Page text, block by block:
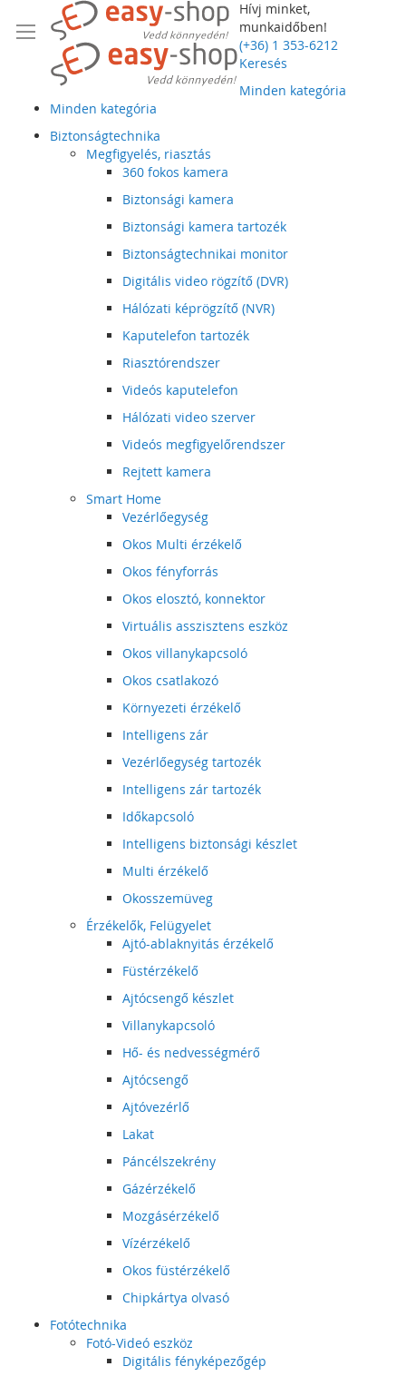
Hívj minket,
munkaidőben!
(+36) 1 353-6212
Keresés
Minden kategória
Minden kategória
Biztonságtechnika
Megfigyelés, riasztás
360 fokos kamera
Biztonsági kamera
Biztonsági kamera tartozék
Biztonságtechnikai monitor
Digitális video rögzítő (DVR)
Hálózati képrögzítő (NVR)
Kaputelefon tartozék
Riasztórendszer
Videós kaputelefon
Hálózati video szerver
Videós megfigyelőrendszer
Rejtett kamera
Smart Home
Vezérlőegység
Okos Multi érzékelő
Okos fényforrás
Okos elosztó, konnektor
Virtuális asszisztens eszköz
Okos villanykapcsoló
Okos csatlakozó
Környezeti érzékelő
Intelligens zár
Vezérlőegység tartozék
Intelligens zár tartozék
Időkapcsoló
Intelligens biztonsági készlet
Multi érzékelő
Okosszemüveg
Érzékelők, Felügyelet
Ajtó-ablaknyitás érzékelő
Füstérzékelő
Ajtócsengő készlet
Villanykapcsoló
Hő- és nedvességmérő
Ajtócsengő
Ajtóvezérlő
Lakat
Páncélszekrény
Gázérzékelő
Mozgásérzékelő
Vízérzékelő
Okos füstérzékelő
Chipkártya olvasó
Fotótechnika
Fotó-Videó eszköz
Digitális fényképezőgép